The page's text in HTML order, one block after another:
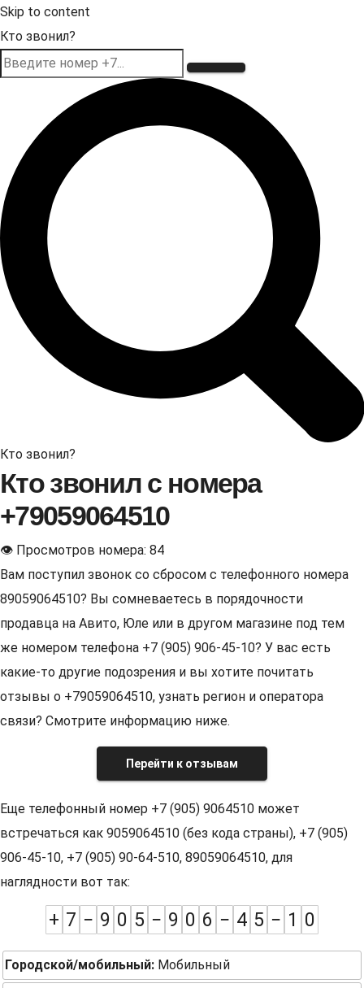
Skip to content
Кто звонил?
Кто звонил?
Кто звонил с номера
+79059064510
👁 Просмотров номера: 84
Вам поступил звонок со сбросом с телефонного номера
89059064510? Вы сомневаетесь в порядочности
продавца на Авито, Юле или в другом магазине под тем
же номером телефона +7 (905) 906-45-10? У вас есть
какие-то другие подозрения и вы хотите почитать
отзывы о +79059064510, узнать регион и оператора
связи? Смотрите информацию ниже.
Перейти к отзывам
Еще телефонный номер +7 (905) 9064510 может
встречаться как 9059064510 (без кода страны), +7 (905)
906-45-10, +7 (905) 90-64-510, 89059064510, для
наглядности вот так:
+ 7 − 9 0 5 − 9 0 6 − 4 5 − 1 0
Городской/мобильный: Мобильный